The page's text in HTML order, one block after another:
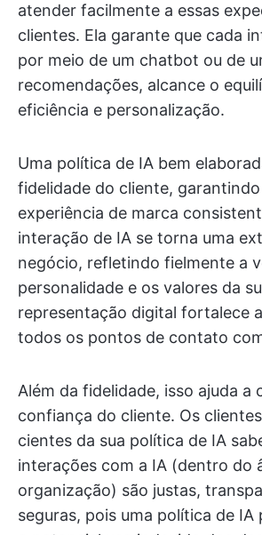
atender facilmente a essas
clientes. Ela garante que cada
por meio de um chatbot ou de
recomendações, alcance o
eficiência e personalização.
Uma política de IA bem
fidelidade do cliente, garantindo
experiência de marca
interação de IA se torna uma
negócio, refletindo fielmente a
personalidade e os valores da
representação digital fortalece
todos os pontos de contato
Além da fidelidade, isso ajuda a
confiança do cliente. Os
cientes da sua política de IA
interações com a IA (dentro do
organização) são justas,
seguras, pois uma política de